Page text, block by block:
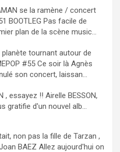
se la ramène / concert
BOOTLEG Pas facile de
plan de la scène music...
planète tournant autour de
#55 Ce soir là Agnès
son concert, laissan...
, essayez !! Airelle BESSON,
gratifie d'un nouvel alb...
non pas la fille de Tarzan ,
BAEZ Allez aujourd'hui on